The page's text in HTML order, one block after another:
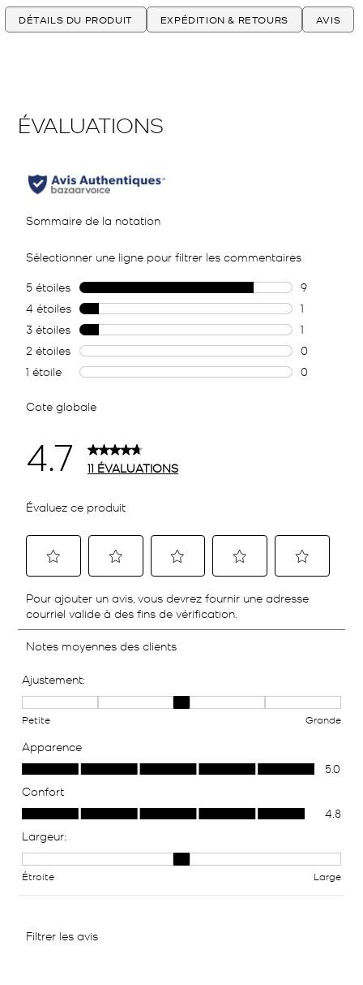
DÉTAILS DU PRODUIT EXPÉDITION & RETOURS AVIS